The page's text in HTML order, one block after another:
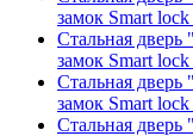
замок Smart
Стальная дверь
замок Smart
Стальная дверь
замок Smart
Стальная